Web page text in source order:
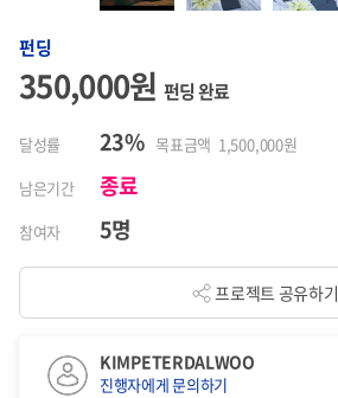
펀딩
350,000원 펀딩 완료
달성률 23% 목표금액 1,500,000원
남은기간
종료
참여자 5명
프로젝트 공유하기
KIMPETERDALWOO
진행자에게 문의하기